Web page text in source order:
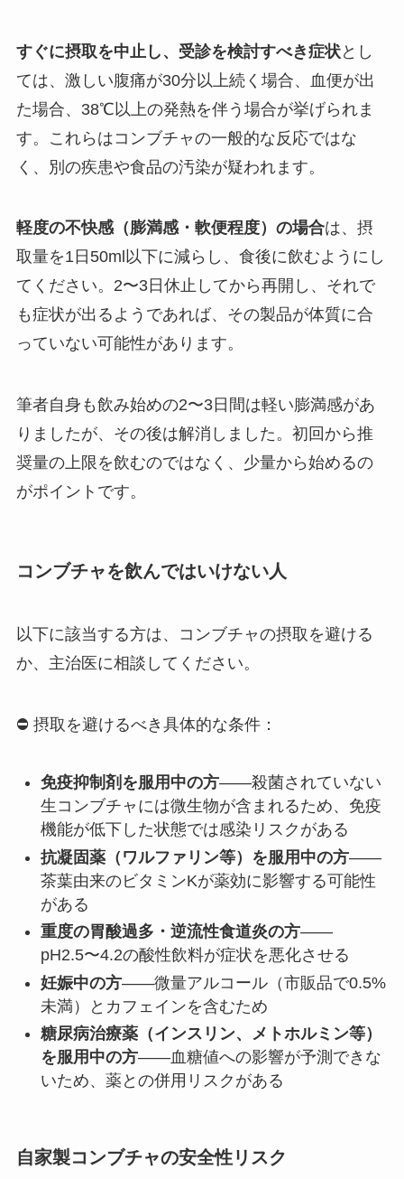
すぐに摂取を中止し、受診を検討すべき症状とし
ては、激しい腹痛が30分以上続く場合、血便が出
た場合、38℃以上の発熱を伴う場合が挙げられま
す。これらはコンブチャの一般的な反応ではな
く、別の疾患や食品の汚染が疑われます。
軽度の不快感（膨満感・軟便程度）の場合は、摂
取量を1日50ml以下に減らし、食後に飲むようにし
てください。2〜3日休止してから再開し、それで
も症状が出るようであれば、その製品が体質に合
っていない可能性があります。
筆者自身も飲み始めの2〜3日間は軽い膨満感があ
りましたが、その後は解消しました。初回から推
奨量の上限を飲むのではなく、少量から始めるの
がポイントです。
コンブチャを飲んではいけない人
以下に該当する方は、コンブチャの摂取を避ける
か、主治医に相談してください。
⛔ 摂取を避けるべき具体的な条件：
免疫抑制剤を服用中の方——殺菌されていない
生コンブチャには微生物が含まれるため、免疫
機能が低下した状態では感染リスクがある
抗凝固薬（ワルファリン等）を服用中の方——
茶葉由来のビタミンKが薬効に影響する可能性
がある
重度の胃酸過多・逆流性食道炎の方——
pH2.5〜4.2の酸性飲料が症状を悪化させる
妊娠中の方——微量アルコール（市販品で0.5%
未満）とカフェインを含むため
糖尿病治療薬（インスリン、メトホルミン等）
を服用中の方——血糖値への影響が予測できな
いため、薬との併用リスクがある
自家製コンブチャの安全性リスク